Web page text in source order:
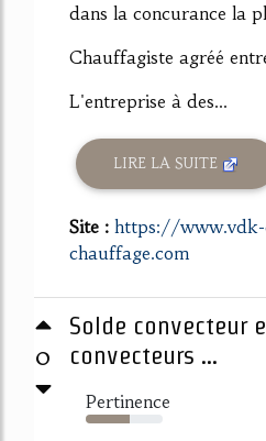
dans la concurance la
Chauffagiste agréé
L'entreprise à des...
LIRE LA SUITE
Site : https://www.vdk-
chauffage.com
0
Solde convecteur
convecteurs ...
Pertinence
57%